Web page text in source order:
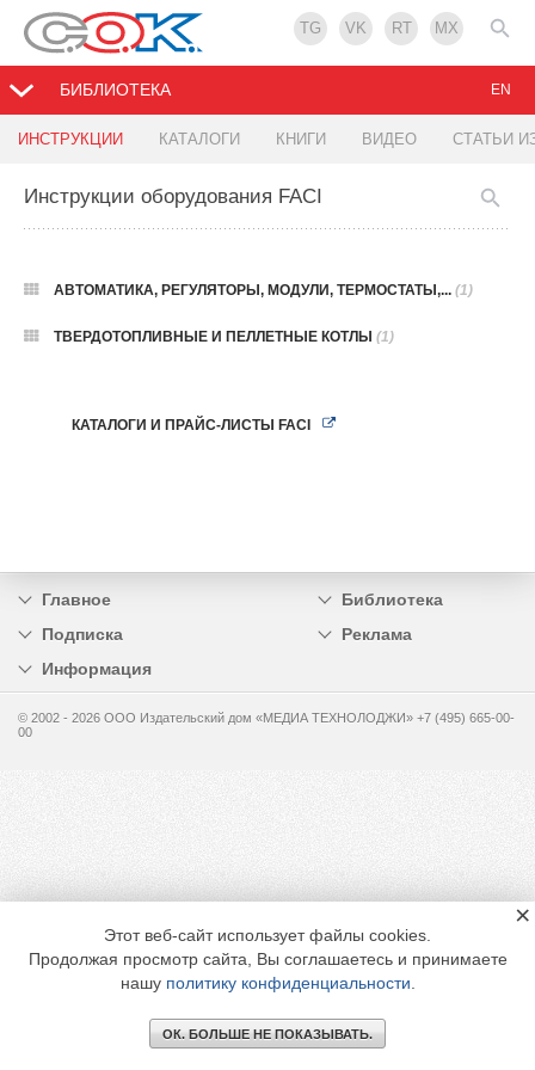
TG VK RT MX
БИБЛИОТЕКА
ИНСТРУКЦИИ КАТАЛОГИ КНИГИ ВИДЕО СТАТЬИ
EN
Инструкции оборудования FACI
АВТОМАТИКА, РЕГУЛЯТОРЫ, МОДУЛИ, ТЕРМОСТАТЫ,... (1)
ТВЕРДОТОПЛИВНЫЕ И ПЕЛЛЕТНЫЕ КОТЛЫ (1)
КАТАЛОГИ И ПРАЙС-ЛИСТЫ FACI
Главное
Библиотека
Подписка
Реклама
Информация
© 2002 - 2026 OOO Издательский дом «МЕДИА ТЕХНОЛОДЖИ» +7 (495) 665-00-
00
Этот веб-сайт использует файлы cookies.
Продолжая просмотр сайта, Вы соглашаетесь и принимаете
нашу политику конфиденциальности
ОК. БОЛЬШЕ НЕ ПОКАЗЫВАТЬ.
×